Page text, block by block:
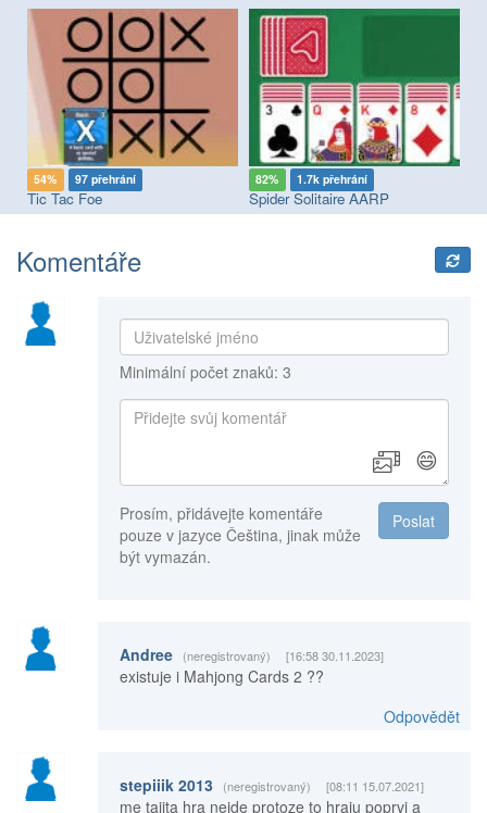
54% 97 přehrání
Tic Tac Foe
82% 1.7k přehrání
Spider Solitaire AARP
Komentáře
Minimální počet znaků: 3
😄
Poslat
Prosím, přidávejte komentáře
pouze v jazyce Čeština, jinak může
být vymazán.
Andree (neregistrovaný) [16:58 30.11.2023]
existuje i Mahjong Cards 2 ??
Odpovědět
stepiiik 2013 (neregistrovaný) [08:11 15.07.2021]
me tajita hra nejde protoze to hraju poprvi a